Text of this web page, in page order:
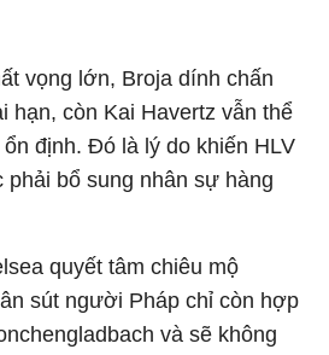
vọng lớn, Broja dính chấn
hạn, còn Kai Havertz vẫn thể
định. Đó là lý do khiến HLV
phải bổ sung nhân sự hàng
quyết tâm chiêu mộ
sút người Pháp chỉ còn hợp
và sẽ không